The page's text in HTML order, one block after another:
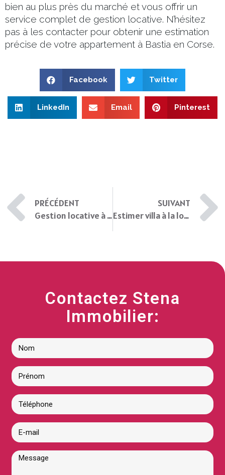
bien au plus près du marché et vous offrir un
service complet de gestion locative. N’hésitez
pas à les contacter pour obtenir une estimation
précise de votre appartement à Bastia en Corse.
Facebook Twitter
LinkedIn Email Pinterest
PRÉCÉDENT
Gestion locative à Bastia en Corse
SUIVANT
Estimer villa à la location à Bastia
Contactez Stena
Immobilier: